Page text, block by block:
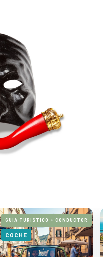
GUÍA TURÍSTICO + CONDUCTOR
COCHE